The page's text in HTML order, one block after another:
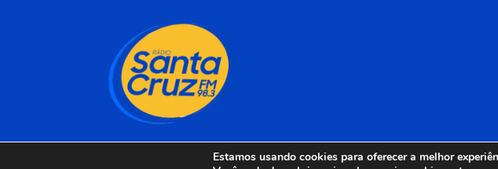
Estamos usando cookies para oferecer a melhor